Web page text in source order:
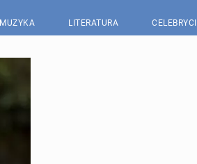
MUZYKA LITERATURA CELEBRYCI